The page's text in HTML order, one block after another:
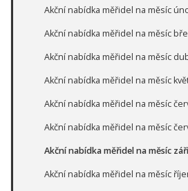
Akční nabídka měřidel na měsíc
Akční nabídka měřidel na měsíc
Akční nabídka měřidel na měsíc
Akční nabídka měřidel na měsíc
Akční nabídka měřidel na měsíc
Akční nabídka měřidel na měsíc
Akční nabídka měřidel na měsíc
Akční nabídka měřidel na měsíc